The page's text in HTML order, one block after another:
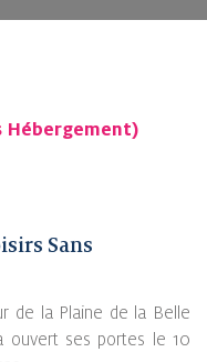
Hébergement)
Sans
de la Plaine de la Belle
ouvert ses portes le 10